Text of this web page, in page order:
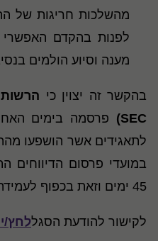
מהשלכות חריגות של
לפנות בהקדם
מענה וסיוע הולמים
בהקשר זה יצוין כי
SEC
) פרסמה בימים
לתאגידים אשר הושפעו
במועדי פרסום הדיווחים
45 ימים וזאת בכפוף לעמידה בקריטריונים מסוימים
לקישור להודעת הסגללחץ/